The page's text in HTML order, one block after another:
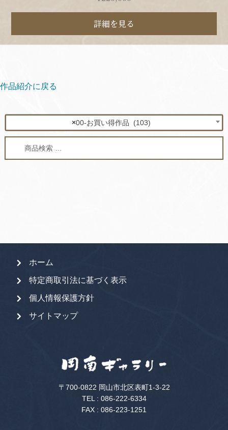
詳細を見る
作品紹介に戻る
×00-お買い得作品 (103)
ホーム
特定商取引法に基づく表示
個人情報保護方針
サイトマップ
〒700-0822 岡山市北区表町1-3-22
TEL : 086-222-6334
FAX : 086-223-1251